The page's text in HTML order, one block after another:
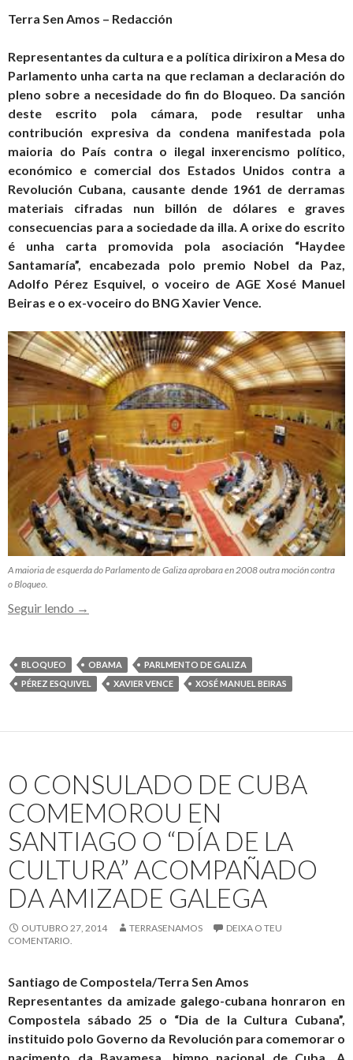
Terra Sen Amos – Redacción
Representantes da cultura e a política dirixiron a Mesa do
Parlamento unha carta na que reclaman a declaración do
pleno sobre a necesidade do fin do Bloqueo. Da sanción
deste escrito pola cámara, pode resultar unha
contribución expresiva da condena manifestada pola
maioria do País contra o ilegal inxerencismo político,
económico e comercial dos Estados Unidos contra a
Revolución Cubana, causante dende 1961 de derramas
materiais cifradas nun billón de dólares e graves
consecuencias para a sociedade da illa. A orixe do escrito
é unha carta promovida pola asociación “Haydee
Santamaría”, encabezada polo premio Nobel da Paz,
Adolfo Pérez Esquivel, o voceiro de AGE Xosé Manuel
Beiras e o ex-voceiro do BNG Xavier Vence.
A maioria de esquerda do Parlamento de Galiza aprobara en 2008 outra moción contra
o Bloqueo.
Seguir lendo Unha
contra
o
breve
polo
Parlamento
de
Galiza
→
BLOQUEO OBAMA
PARLMENTO DE GALIZA
PÉREZ ESQUIVEL
XAVIER VENCE XOSÉ MANUEL BEIRAS
O CONSULADO DE CUBA
COMEMOROU EN
SANTIAGO O “DÍA DE LA
CULTURA” ACOMPAÑADO
DA AMIZADE GALEGA
OUTUBRO 27, 2014 TERRASENAMOS
DEIXA O TEU
COMENTARIO.
Santiago de Compostela/Terra Sen Amos
Representantes da amizade galego-cubana honraron en
Compostela sábado 25 o “Dia de la Cultura Cubana”,
instituido polo Governo da Revolución para comemorar o